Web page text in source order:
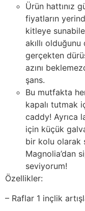
Ürün hattınız
fiyatların
kitleye
akıllı
gerçekten
azını
şans.
Bu mutfakta
kapalı tutmak
caddy! Ayrıca
için küçük
bir kolu olarak
Magnolia’dan
seviyorum!
Özellikler:
– Raflar 1 inçlik